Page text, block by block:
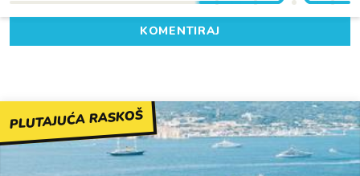
KOMENTIRAJ
PLUTAJUĆA RASKOŠ